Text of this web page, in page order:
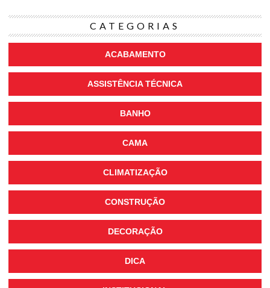
CATEGORIAS
ACABAMENTO
ASSISTÊNCIA TÉCNICA
BANHO
CAMA
CLIMATIZAÇÃO
CONSTRUÇÃO
DECORAÇÃO
DICA